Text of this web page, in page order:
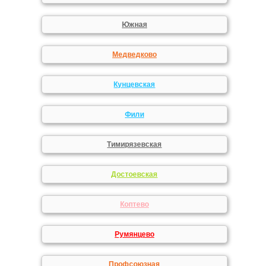
Южная
Медведково
Кунцевская
Фили
Тимирязевская
Достоевская
Коптево
Румянцево
Профсоюзная